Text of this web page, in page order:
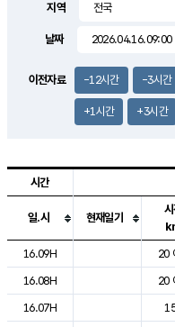
3.3m/s
지역
날짜
이전자료 -12시간 -3시간
+1시간 +3시간
도시별 기상실황표로 지점,
시간
일.시 현재일기
16.09H
20
16.08H
20
16.07H